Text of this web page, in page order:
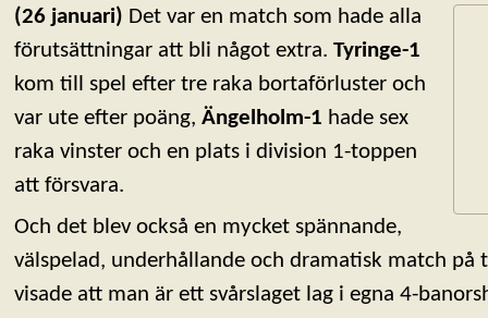
(26 januari) Det var en match som hade alla
förutsättningar att bli något extra. Tyringe-1
kom till spel efter tre raka bortaförluster och
var ute efter poäng, Ängelholm-1 hade sex
raka vinster och en plats i division 1-toppen
att försvara.
Och det blev också en mycket spännande,
välspelad, underhållande och dramatisk match på
visade att man är ett svårslaget lag i egna 4-